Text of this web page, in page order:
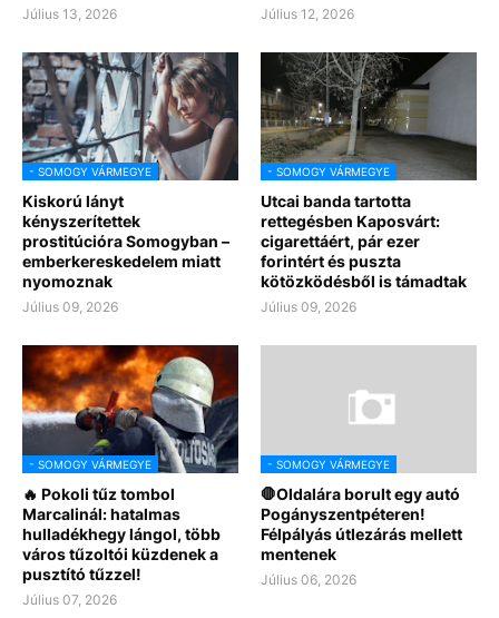
Július 13, 2026 Július 12, 2026
- SOMOGY VÁRMEGYE
Kiskorú lányt
kényszerítettek
prostitúcióra Somogyban –
emberkereskedelem miatt
nyomoznak
Július 09, 2026
- SOMOGY VÁRMEGYE
Utcai banda tartotta
rettegésben Kaposvárt:
cigarettáért, pár ezer
forintért és puszta
kötözködésből is támadtak
Július 09, 2026
- SOMOGY VÁRMEGYE
🔥 Pokoli tűz tombol
Marcalinál: hatalmas
hulladékhegy lángol, több
város tűzoltói küzdenek a
pusztító tűzzel!
Július 07, 2026
- SOMOGY VÁRMEGYE
🛑Oldalára borult egy autó
Pogányszentpéteren!
Félpályás útlezárás mellett
mentenek
Július 06, 2026